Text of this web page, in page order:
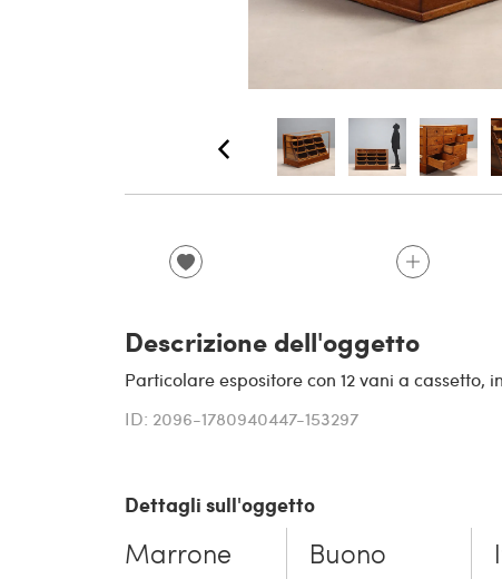
Descrizione dell'oggetto
Particolare espositore con 12 vani a cassetto,
ID: 2096-1780940447-153297
Dettagli sull'oggetto
Marrone
Buono